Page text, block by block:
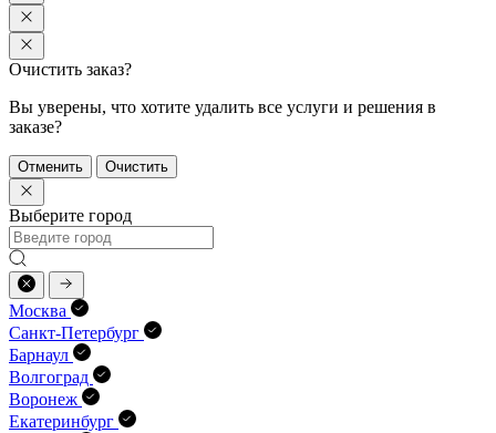
Очистить заказ?
Вы уверены, что хотите удалить все услуги и решения в
заказе?
Отменить Очистить
Выберите город
Москва
Санкт-Петербург
Барнаул
Волгоград
Воронеж
Екатеринбург